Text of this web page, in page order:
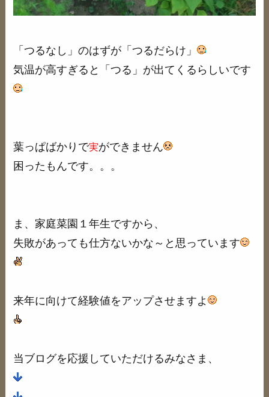
「つるなし」のはずが「つるだらけ」
気温が高すぎると「つる」が出てくるらしいです
葉っぱばかりで実ができません
困ったもんです。。。
ま、家庭菜園１年生ですから、
失敗があっても仕方ないかな～と思っています
来年に向けて経験値をアップさせますよ
当ブログを応援していただけるみなさま、